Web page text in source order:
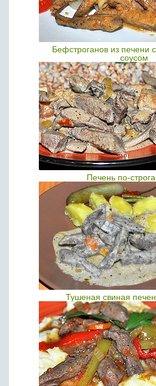
Бефстроганов из печени
соусом
Печень по-
Тушеная свиная